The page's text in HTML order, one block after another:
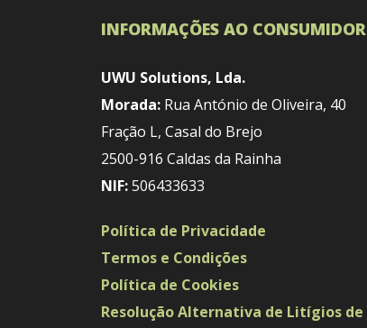
INFORMAÇÕES AO CONSUMIDOR
UWU Solutions, Lda.
Morada: Rua António de Oliveira, 40
Fração L, Casal do Brejo
2500-916 Caldas da Rainha
NIF:506433633
Política de Privacidade
Termos e Condições
Política de Cookies
Resolução Alternativa de Litígios de